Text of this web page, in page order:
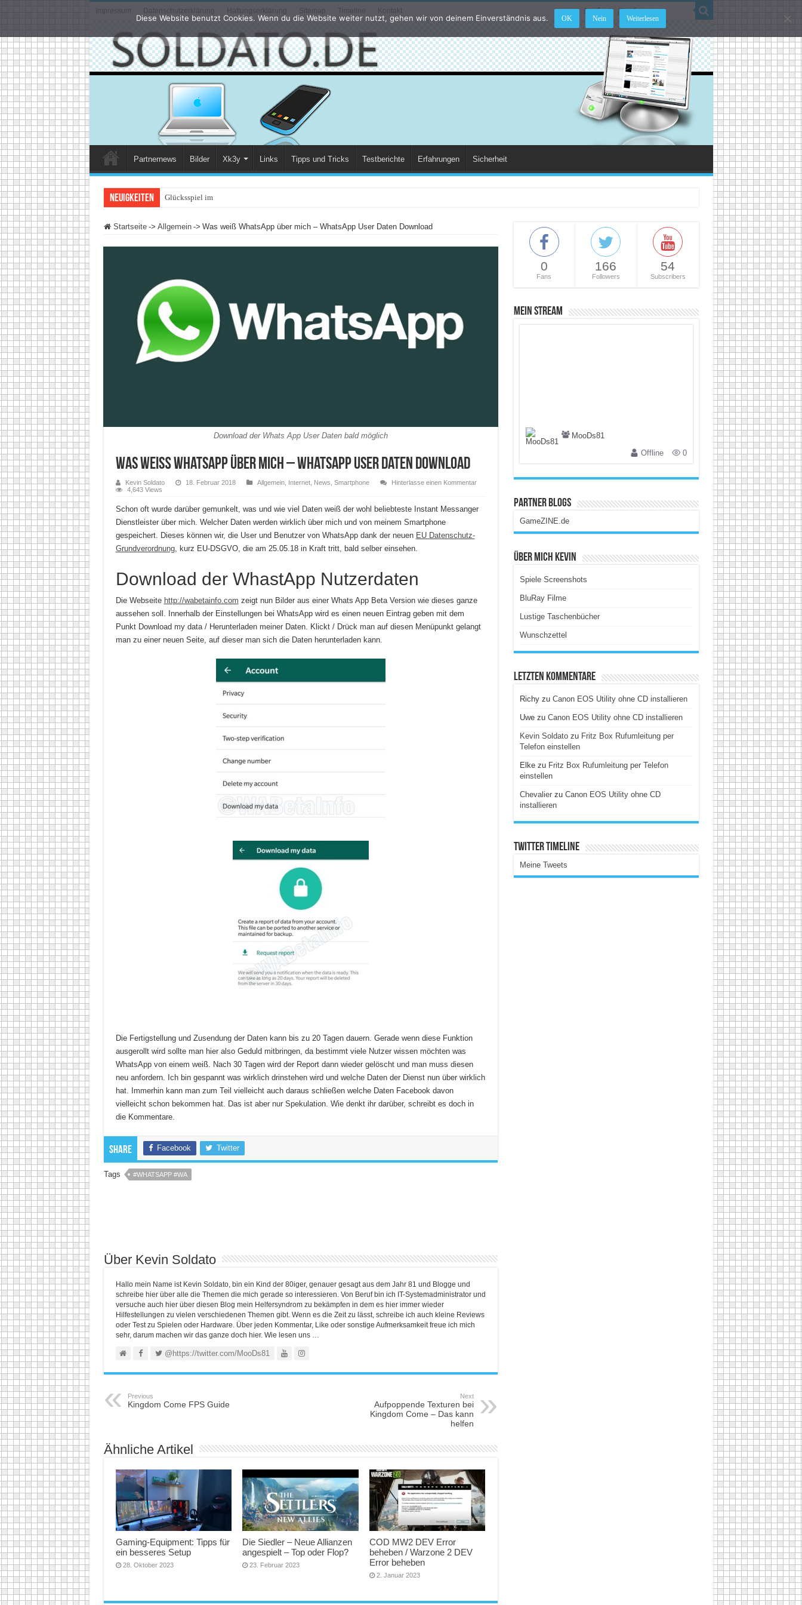
Impressum Datenschutzerklärung Haftungserklärung Sitemap Timeline Kontakt
Partnernews Bilder Xk3y Links Tipps und Tricks Testberichte Erfahrungen Sicherheit
Neuigkeiten Glücksspiel im Internet: Was ändert s
Startseite -> Allgemein -> Was weiß WhatsApp über mich – WhatsApp User Daten Download
Download der Whats App User Daten bald möglich
Was weiß WhatsApp über mich – WhatsApp User Daten Download
Kevin Soldato 18. Februar 2018 Allgemein, Internet, News Smartphone
Hinterlasse einen Kommentar
4,643 Views
Schon oft wurde darüber gemunkelt, was und wie viel Daten weiß der wohl beliebteste Instant Messanger
Dienstleister über mich. Welcher Daten werden wirklich über mich und von meinem Smartphone
gespeichert. Dieses können wir, die User und Benutzer von WhatsApp dank der neuen EU Datenschutz-
Grundverordnung, kurz EU-DSGVO, die am 25.05.18 in Kraft tritt, bald selber einsehen.
Download der WhastApp Nutzerdaten
Die Webseite http://wabetainfo.com zeigt nun Bilder aus einer Whats App Beta Version wie dieses ganze
aussehen soll. Innerhalb der Einstellungen bei WhatsApp wird es einen neuen Eintrag geben mit dem
Punkt Download my data / Herunterladen meiner Daten. Klickt / Drück man auf diesen Menüpunkt gelangt
man zu einer neuen Seite, auf dieser man sich die Daten herunterladen kann.
Die Fertigstellung und Zusendung der Daten kann bis zu 20 Tagen dauern. Gerade wenn diese Funktion
ausgerollt wird sollte man hier also Geduld mitbringen, da bestimmt viele Nutzer wissen möchten was
WhatsApp von einem weiß. Nach 30 Tagen wird der Report dann wieder gelöscht und man muss diesen
neu anfordern. Ich bin gespannt was wirklich drinstehen wird und welche Daten der Dienst nun über wirklich
hat. Immerhin kann man zum Teil vielleicht auch daraus schließen welche Daten Facebook davon
vielleicht schon bekommen hat. Das ist aber nur Spekulation. Wie denkt ihr darüber, schreibt es doch in
die Kommentare.
Share Facebook Twitter
Tags #WHATSAPP #WA
Über Kevin Soldato
Hallo mein Name ist Kevin Soldato, bin ein Kind der 80iger, genauer gesagt aus dem Jahr 81 und Blogge und
schreibe hier über alle die Themen die mich gerade so interessieren. Von Beruf bin ich IT-Systemadministrator und
versuche auch hier über diesen Blog mein Helfersyndrom zu bekämpfen in dem es hier immer wieder
Hilfestellungen zu vielen verschiedenen Themen gibt. Wenn es die Zeit zu lässt, schreibe ich auch kleine Reviews
oder Test zu Spielen oder Hardware. Über jeden Kommentar, Like oder sonstige Aufmerksamkeit freue ich mich
sehr, darum machen wir das ganze doch hier. Wie lesen uns …
@https://twitter.com/MooDs81
Previous
Kingdom Come FPS Guide
Next
Aufpoppende Texturen bei
Kingdom Come – Das kann
helfen
Ähnliche Artikel
Gaming-Equipment: Tipps für
ein besseres Setup
28. Oktober 2023
Die Siedler – Neue Allianzen
angespielt – Top oder Flop?
23. Februar 2023
COD MW2 DEV Error
beheben / Warzone 2 DEV
Error beheben
2. Januar 2023
0
Fans
166
Followers
54
Subscribers
Mein Stream
MooDs81
Offline
0
Partner Blogs
GameZINE.de
Über Mich Kevin
Spiele Screenshots
BluRay Filme
Lustige Taschenbücher
Wunschzettel
Letzten Kommentare
Richyzu Canon EOS Utility ohne CD installieren
Uwezu Canon EOS Utility ohne CD installieren
Kevin Soldatozu Fritz Box Rufumleitung per
Telefon einstellen
Elkezu Fritz Box Rufumleitung per Telefon
einstellen
Chevalierzu Canon EOS Utility ohne CD
installieren
Twitter Timeline
Meine Tweets
Diese Website benutzt Cookies. Wenn du die Website weiter nutzt, gehen wir von deinem Einverständnis aus. OK Nein Weiterlesen